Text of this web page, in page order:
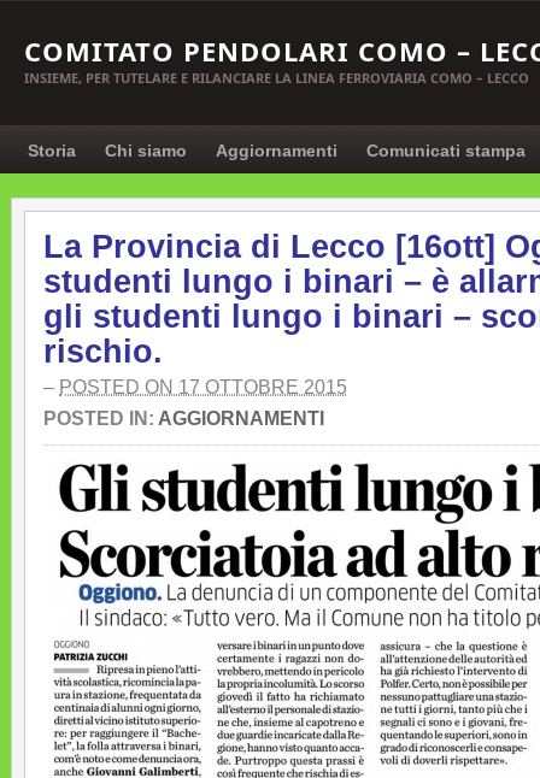
COMITATO PENDOLARI COMO –
INSIEME, PER TUTELARE E RILANCIARE LA LINEA FERROVIARIA COMO – LECCO
Storia Chi siamo Aggiornamenti Comunicati stampa
La Provincia di Lecco [16ott]
studenti lungo i binari – è
gli studenti lungo i binari –
rischio.
– POSTED ON 17 OTTOBRE 2015
POSTED IN: AGGIORNAMENTI